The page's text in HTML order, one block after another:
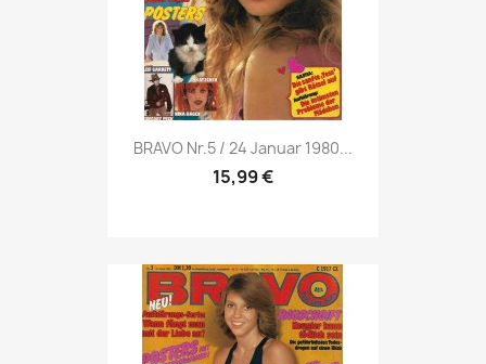
Vorschau
BRAVO Nr.5 / 24 Januar 1980...
15,99 €